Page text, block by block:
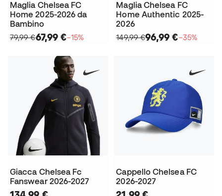
Maglia Chelsea FC
Home 2025-2026 da
Bambino
79,99 €67,99 €−15%
Maglia Chelsea FC
Home Authentic 2025-
2026
149,99 €96,99 €−35%
Giacca Chelsea Fc
Fanswear 2026-2027
Cappello Chelsea FC
2026-2027